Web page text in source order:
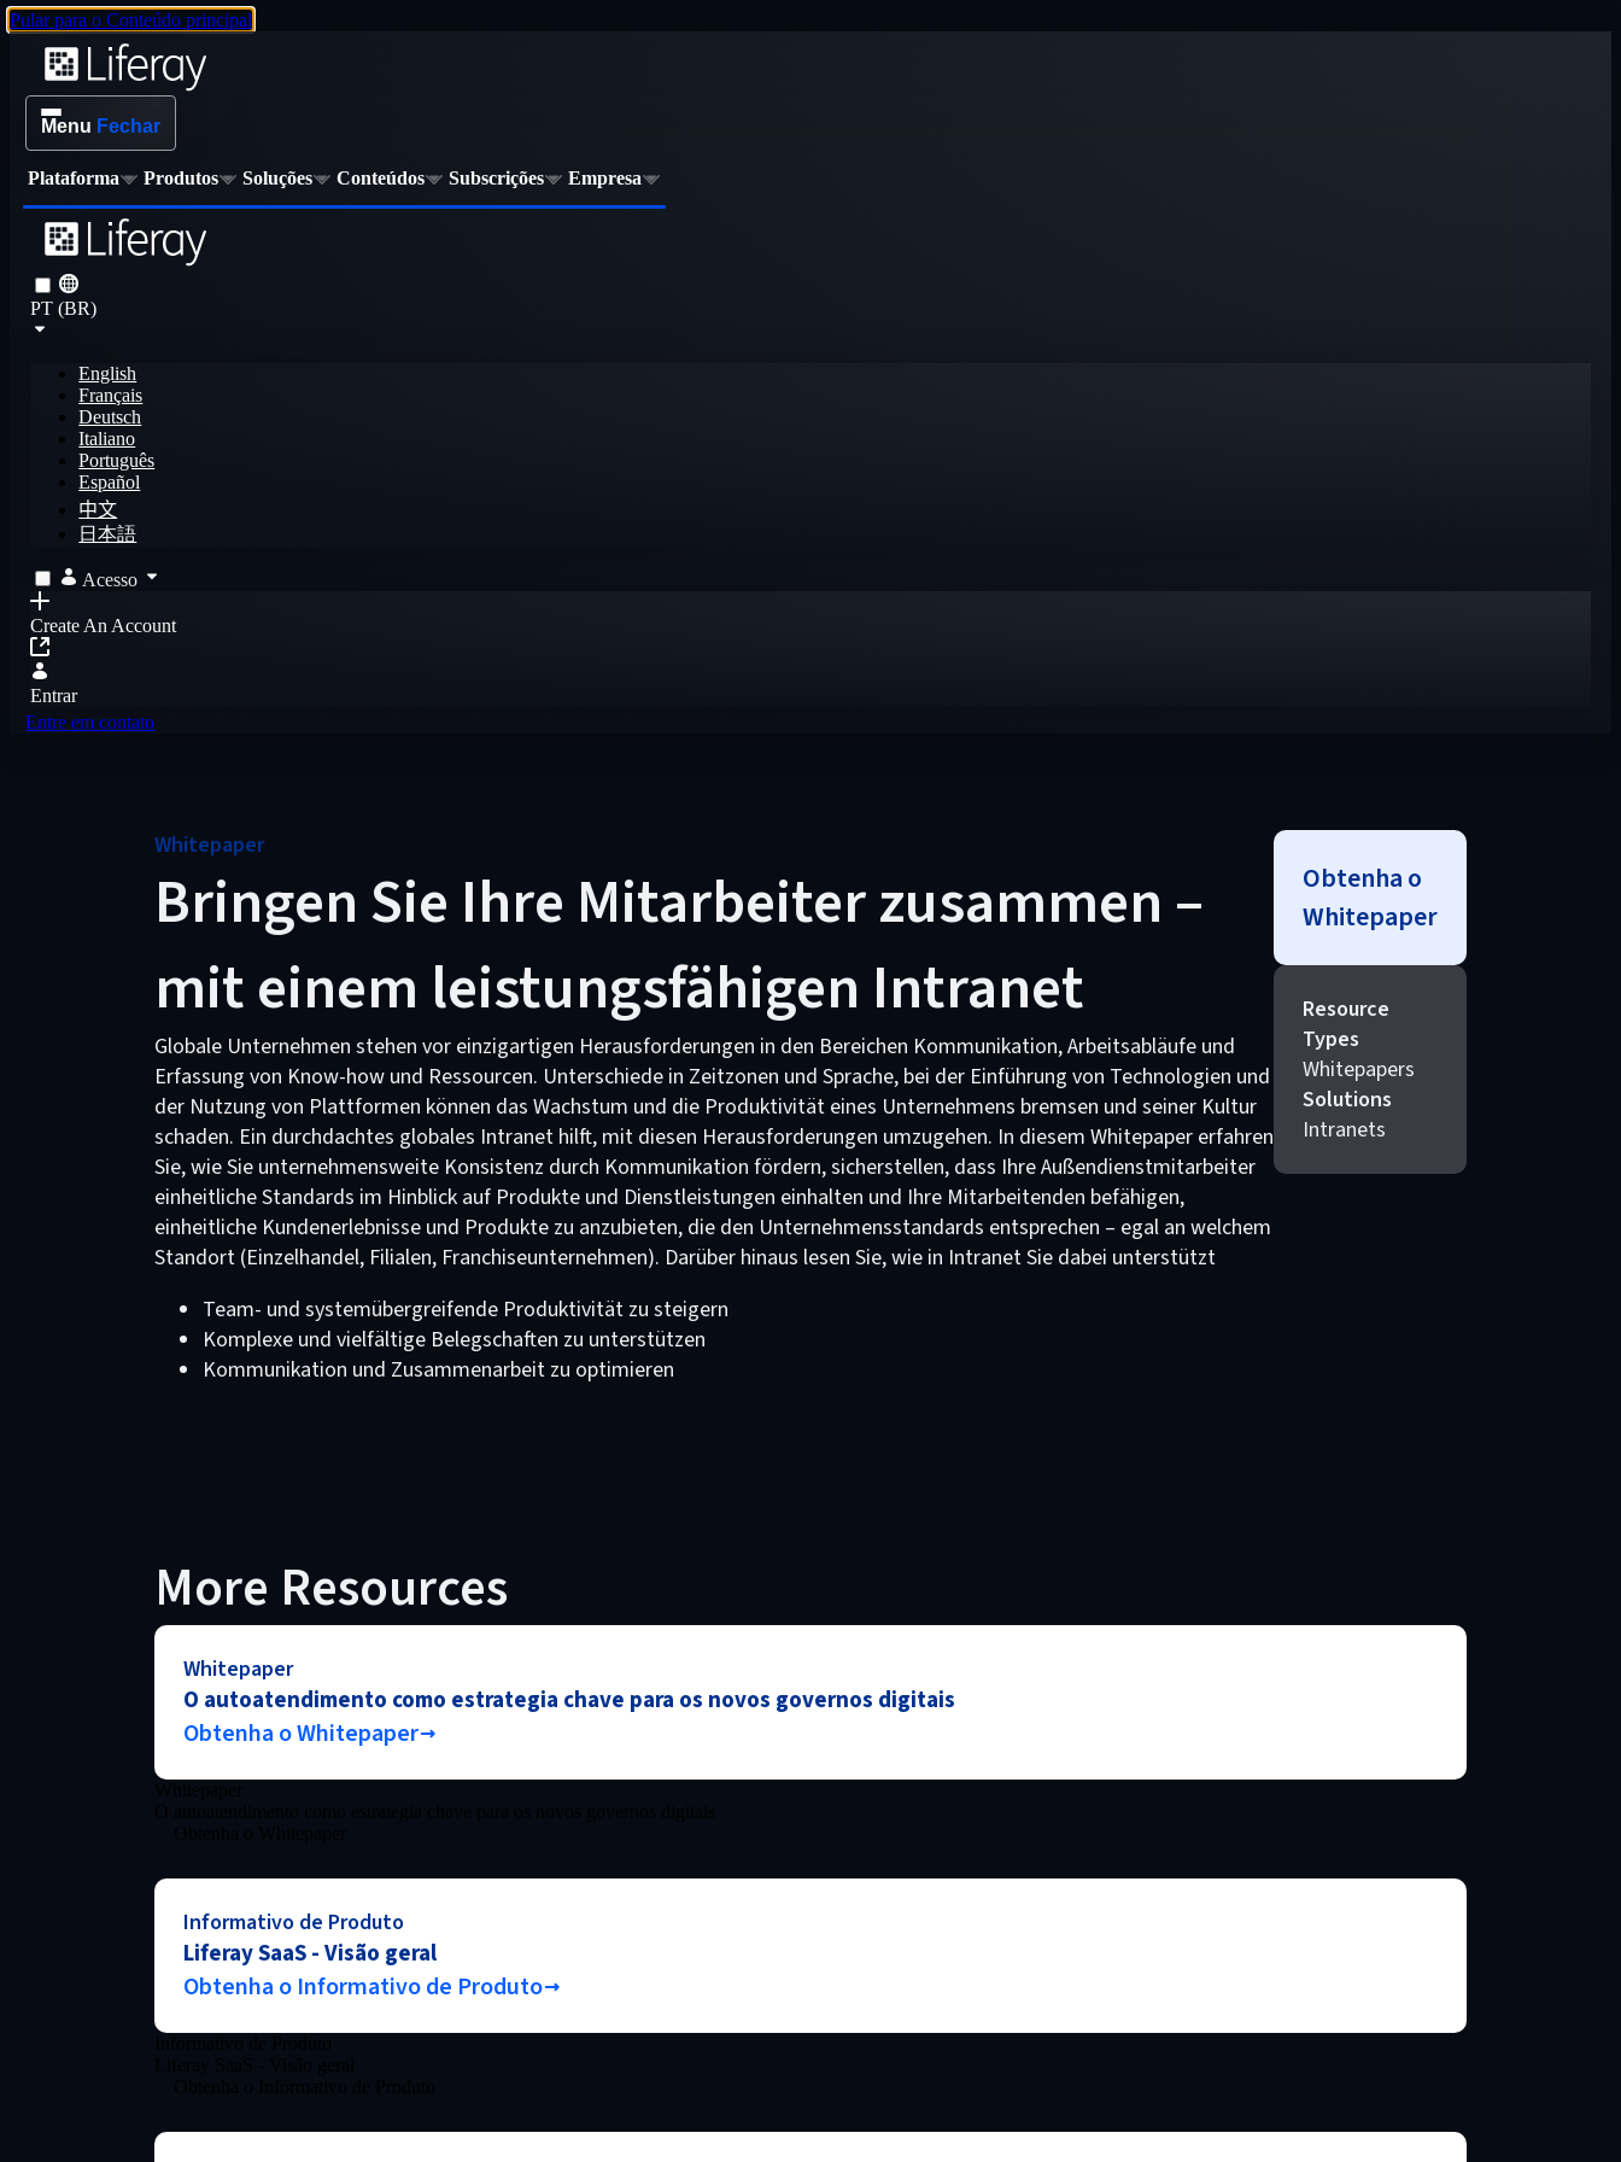
Pular para o Conteúdo principal
Menu Fechar
Plataforma Produtos Soluções Conteúdos Subscrições Empresa
PT (BR)
English
Français
Deutsch
Italiano
Português
Español
中文
日本語
Acesso
Create An Account
Entrar
Entre em contato
Whitepaper
Bringen Sie Ihre Mitarbeiter zusammen –
mit einem leistungsfähigen Intranet
Globale Unternehmen stehen vor einzigartigen Herausforderungen in den Bereichen Kommunikation, Arbeitsabläufe und
Erfassung von Know-how und Ressourcen. Unterschiede in Zeitzonen und Sprache, bei der Einführung von Technologien und
der Nutzung von Plattformen können das Wachstum und die Produktivität eines Unternehmens bremsen und seiner Kultur
schaden. Ein durchdachtes globales Intranet hilft, mit diesen Herausforderungen umzugehen. In diesem Whitepaper erfahren
Sie, wie Sie unternehmensweite Konsistenz durch Kommunikation fördern, sicherstellen, dass Ihre Außendienstmitarbeiter
einheitliche Standards im Hinblick auf Produkte und Dienstleistungen einhalten und Ihre Mitarbeitenden befähigen,
einheitliche Kundenerlebnisse und Produkte zu anzubieten, die den Unternehmensstandards entsprechen – egal an welchem
Standort (Einzelhandel, Filialen, Franchiseunternehmen). Darüber hinaus lesen Sie, wie in Intranet Sie dabei unterstützt
Team- und systemübergreifende Produktivität zu steigern
Komplexe und vielfältige Belegschaften zu unterstützen
Kommunikation und Zusammenarbeit zu optimieren
Obtenha o
Whitepaper
Resource
Types
Whitepapers
Solutions
Intranets
More Resources
Whitepaper
O autoatendimento como estrategia chave para os novos governos digitais
Obtenha o Whitepaper
Informativo de Produto
Liferay SaaS - Visão geral
Obtenha o Informativo de Produto